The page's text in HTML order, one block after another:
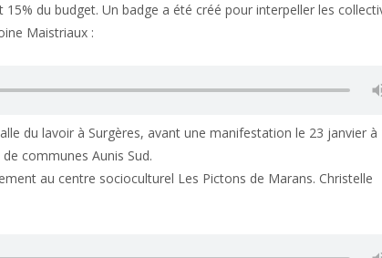
du budget. Un badge a été créé pour interpeller les
Maistriaux :
du lavoir à Surgères, avant une manifestation le 23 janvier à
communes Aunis Sud.
au centre socioculturel Les Pictons de Marans. Christelle